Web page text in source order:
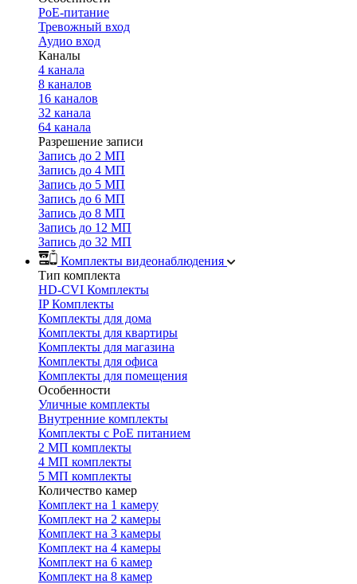
PoE-питание
Тревожный вход
Аудио вход
Каналы
4 канала
8 каналов
16 каналов
32 канала
64 канала
Разрешение записи
Запись до 2 МП
Запись до 4 МП
Запись до 5 МП
Запись до 6 МП
Запись до 8 МП
Запись до 12 МП
Запись до 32 МП
Комплекты видеонаблюдения
Тип комплекта
HD-CVI Комплекты
IP Комплекты
Комплекты для дома
Комплекты для квартиры
Комплекты для магазина
Комплекты для офиса
Комплекты для помещения
Особенности
Уличные комплекты
Внутренние комплекты
Комплекты с PoE питанием
2 МП комплекты
4 МП комплекты
5 МП комплекты
Количество камер
Комплект на 1 камеру
Комплект на 2 камеры
Комплект на 3 камеры
Комплект на 4 камеры
Комплект на 6 камер
Комплект на 8 камер